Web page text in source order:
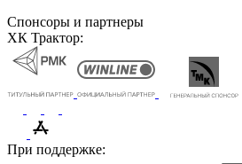
Спонсоры и партнеры
ХК Трактор:
При поддержке: